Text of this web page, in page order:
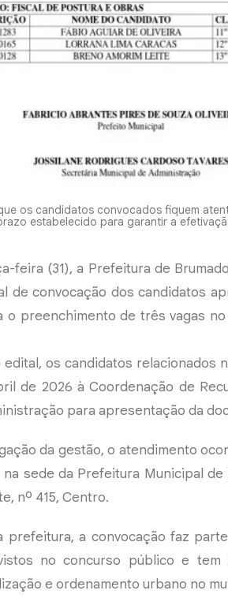
os candidatos convocados fiquem
estabelecido para garantir a
feira (31), a Prefeitura de
de convocação dos candidatos
o preenchimento de três vagas
edital, os candidatos relacionados
de 2026 à Coordenação de
para apresentação da
da gestão, o atendimento
na sede da Prefeitura Municipal
nº 415, Centro.
prefeitura, a convocação faz
no concurso público e tem
e ordenamento urbano no